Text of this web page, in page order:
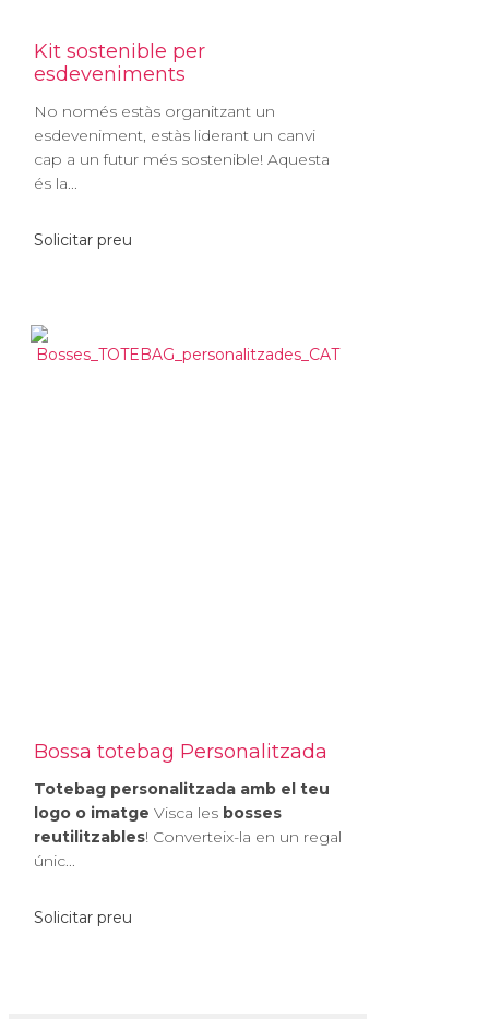
Kit sostenible per
esdeveniments
No només estàs organitzant un
esdeveniment, estàs liderant un canvi
cap a un futur més sostenible! Aquesta
és la...
Solicitar preu
Bossa totebag Personalitzada
Totebag personalitzada amb el teu
logo o imatge Visca les bosses
reutilitzables! Converteix-la en un regal
únic...
Solicitar preu